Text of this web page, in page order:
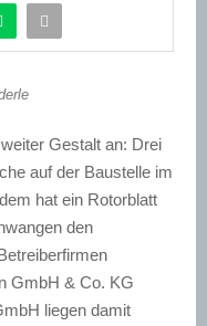
Gestalt an: Drei
auf der Baustelle im
hat ein Rotorblatt
den
GmbH & Co. KG
liegen damit